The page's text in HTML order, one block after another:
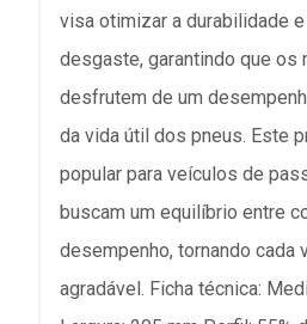
visa otimizar a durabilidade
desgaste, garantindo que os
desfrutem de um
da vida útil dos pneus. Este
popular para veículos de
buscam um equilíbrio entre
desempenho, tornando cada
agradável. Ficha técnica: